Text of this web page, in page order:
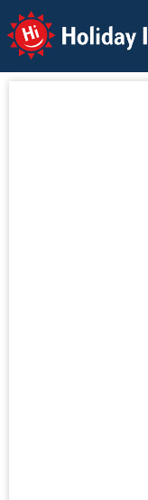
Holiday Info